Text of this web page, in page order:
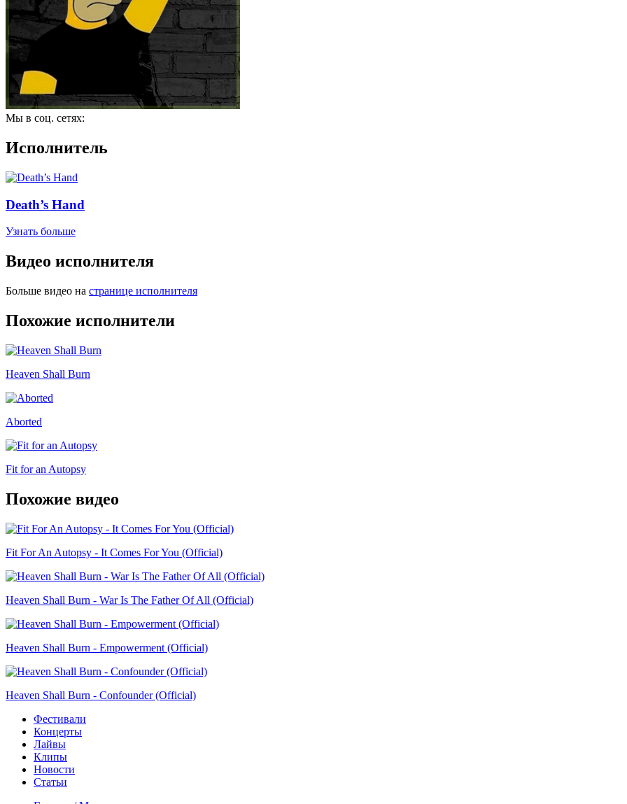
Мы в соц. сетях:
Исполнитель
Death’s Hand
Узнать больше
Видео исполнителя
Больше видео на странице исполнителя
Похожие исполнители
Heaven Shall Burn
Aborted
Fit for an Autopsy
Похожие видео
Fit For An Autopsy - It Comes For You (Official)
Heaven Shall Burn - War Is The Father Of All (Official)
Heaven Shall Burn - Empowerment (Official)
Heaven Shall Burn - Confounder (Official)
Фестивали
Концерты
Лайвы
Клипы
Новости
Статьи